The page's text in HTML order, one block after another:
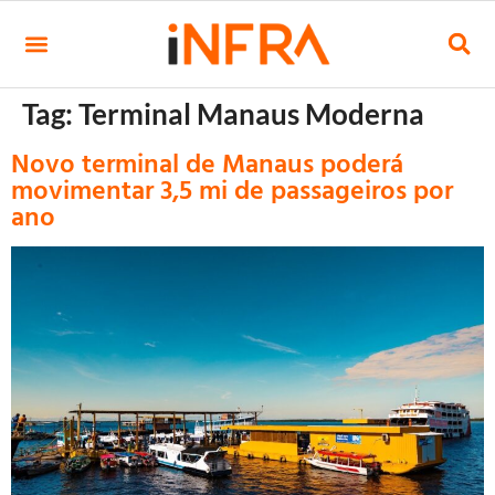
Tag:Terminal Manaus Moderna
Novo terminal de Manaus poderá
movimentar 3,5 mi de passageiros por
ano